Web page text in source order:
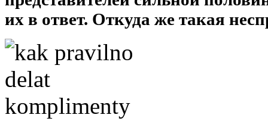
их в ответ. Откуда же такая